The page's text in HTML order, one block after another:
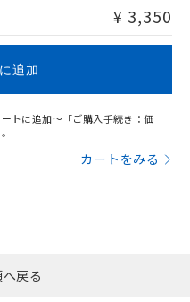
¥ 3,350
追加
トに追加～「ご購入手続き：価
カートをみる
戻る